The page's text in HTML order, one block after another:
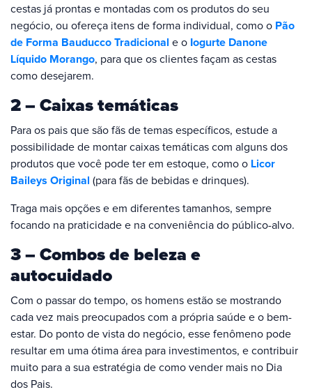
cestas já prontas e montadas com os produtos do seu
negócio, ou ofereça itens de forma individual, como o Pão
de Forma Bauducco Tradicional e o Iogurte Danone
Líquido Morango, para que os clientes façam as cestas
como desejarem.
2 – Caixas temáticas
Para os pais que são fãs de temas específicos, estude a
possibilidade de montar caixas temáticas com alguns dos
produtos que você pode ter em estoque, como o Licor
Baileys Original (para fãs de bebidas e drinques).
Traga mais opções e em diferentes tamanhos, sempre
focando na praticidade e na conveniência do público-alvo.
3 – Combos de beleza e
autocuidado
Com o passar do tempo, os homens estão se mostrando
cada vez mais preocupados com a própria saúde e o bem-
estar. Do ponto de vista do negócio, esse fenômeno pode
resultar em uma ótima área para investimentos, e contribuir
muito para a sua estratégia de como vender mais no Dia
dos Pais.